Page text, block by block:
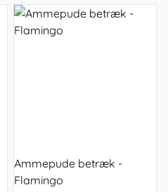
Ammepude betræk -
Flamingo